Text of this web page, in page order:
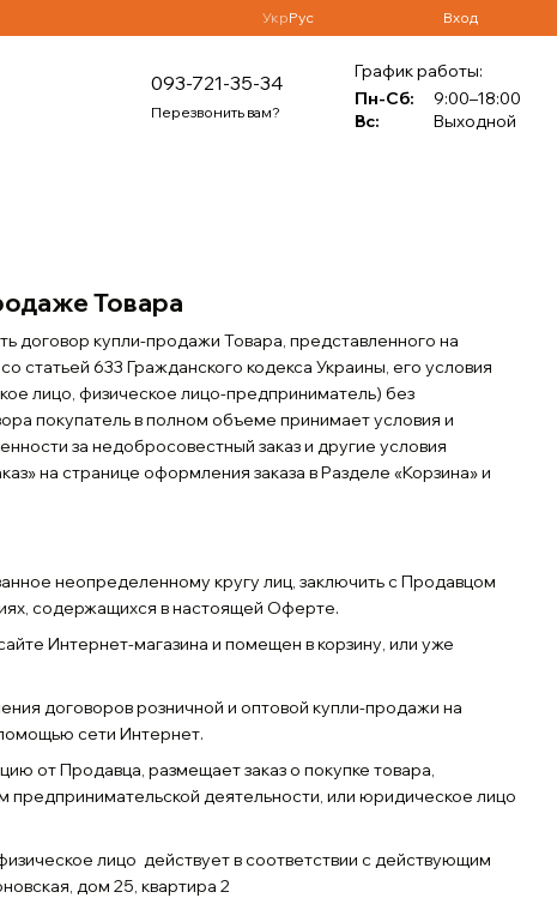
УкрРус Вход
093-721-35-34
Перезвонить вам?
График работы:
Пн-Сб:
9:00–18:00
Вс:
Выходной
Товара
купли-продажи Товара, представленного на
статьей 633 Гражданского кодекса Украины, его условия
лицо, физическое лицо-предприниматель) без
покупатель в полном объеме принимает условия и
за недобросовестный заказ и другие условия
на странице оформления заказа в Разделе «Корзина» и
неопределенному кругу лиц, заключить с Продавцом
содержащихся в настоящей Оферте.
Интернет-магазина и помещен в корзину, или уже
договоров розничной и оптовой купли-продажи на
сети Интернет.
от Продавца, размещает заказ о покупке товара,
предпринимательской деятельности, или юридическое лицо
лицо действует в соответствии с действующим
дом 25, квартира 2